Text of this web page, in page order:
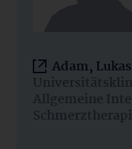
Adam,
Allgemeine